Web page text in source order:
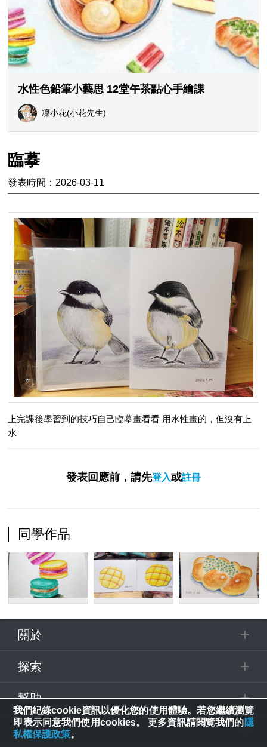
水性色鉛筆小藝思 12堂午茶點心手繪課
凜小花(小花先生)
臨摹
發表時間：2026-03-11
上完課後學習到的技巧自己臨摹畫看看 用水性畫的，但沒有上
水
發表回應前，請先登入或註冊
同學作品
關於
探索
幫助
追蹤
我們紀錄cookie資訊以優化您的使用體驗。若您繼續瀏覽
即表示同意我們使用cookies。 更多資訊請閱覽我們的隱
私權保護政策。